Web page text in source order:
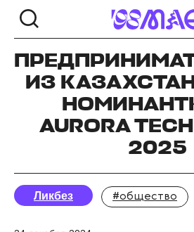
ИЗ
AURORA
2025
Ликбез #общество